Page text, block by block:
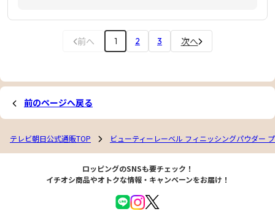
前へ 1 2 3 次へ
前のページへ戻る
テレビ朝日公式通販TOP ビューティーレーベル フィニッシングパウダー
ロッピングのSNSも要チェック！
イチオシ商品やオトクな情報・キャンペーンをお届け！